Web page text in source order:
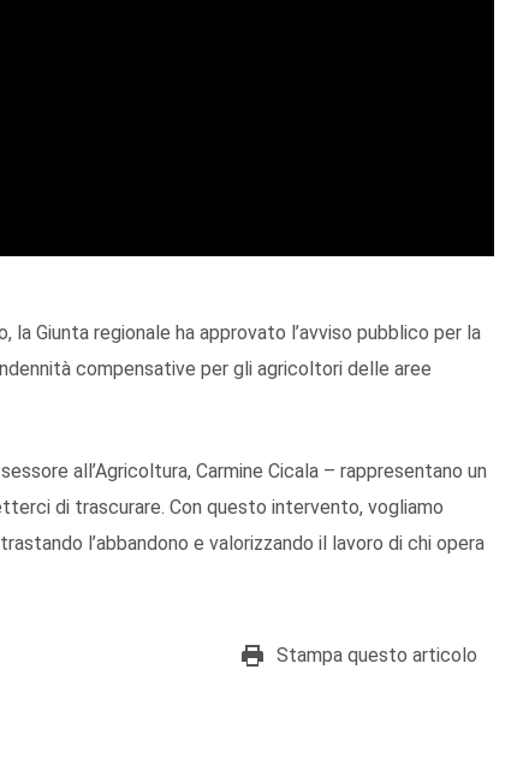
la Giunta regionale ha approvato l’avviso pubblico per la
compensative per gli agricoltori delle aree
all’Agricoltura, Carmine Cicala – rappresentano un
di trascurare. Con questo intervento, vogliamo
l’abbandono e valorizzando il lavoro di chi opera
Stampa questo articolo